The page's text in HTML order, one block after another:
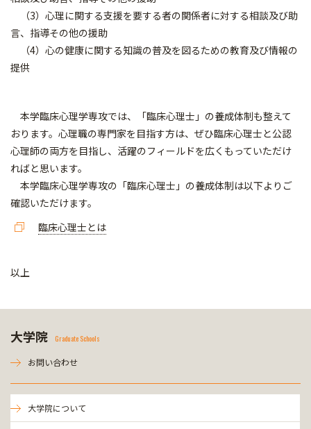
（3）心理に関する支援を要する者の関係者に対する相談及び助
言、指導その他の援助
（4）心の健康に関する知識の普及を図るための教育及び情報の
提供
本学臨床心理学専攻では、「臨床心理士」の養成体制も整えて
おります。心理職の専門家を目指す方は、ぜひ臨床心理士と公認
心理師の両方を目指し、活躍のフィールドを広くもっていただけ
ればと思います。
本学臨床心理学専攻の「臨床心理士」の養成体制は以下よりご
確認いただけます。
臨床心理士とは
以上
大学院 Graduate Schools
お問い合わせ
大学院について